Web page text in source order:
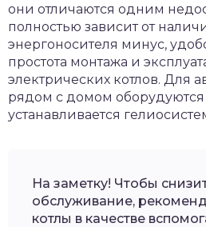
они отличаются одним
полностью зависит от
энергоносителя минус,
простота монтажа и
электрических котлов. Для
рядом с домом оборудуются
устанавливается
На заметку! Чтобы
обслуживание,
котлы в качестве